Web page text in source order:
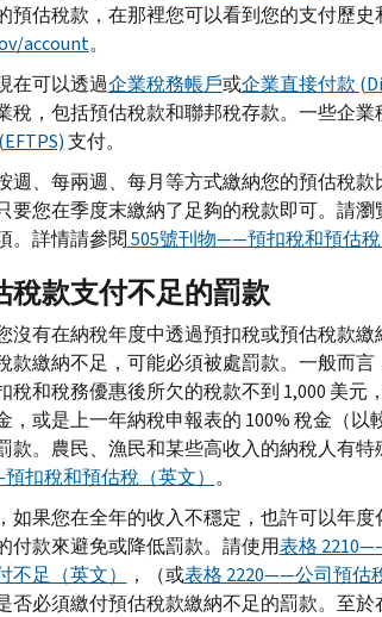
預估稅款，在那裡您可以看到您的支付歷
/account。
在可以透過企業稅務帳戶或企業直接付款
稅，包括預估稅款和聯邦稅存款。一些企業
支付。
週、每兩週、每月等方式繳納您的預估稅
要您在季度末繳納了足夠的稅款即可。請瀏
。詳情請參閱505號刊物——預扣稅和預估稅
稅款支付不足的罰款
沒有在納稅年度中透過預扣稅或預估稅款
款繳納不足，可能必須被處罰款。一般而
稅和稅務優惠後所欠的稅款不到 1,000 美元
，或是上一年納稅申報表的 100% 稅金（以
款。農民、漁民和某些高收入的納稅人有
扣稅和預估稅（英文） 。
如果您在全年的收入不穩定，也許可以年
付款來避免或降低罰款。請使用表格
不足（英文）
，（或表格 2220——公司預估
否必須繳付預估稅款繳納不足的罰款。至